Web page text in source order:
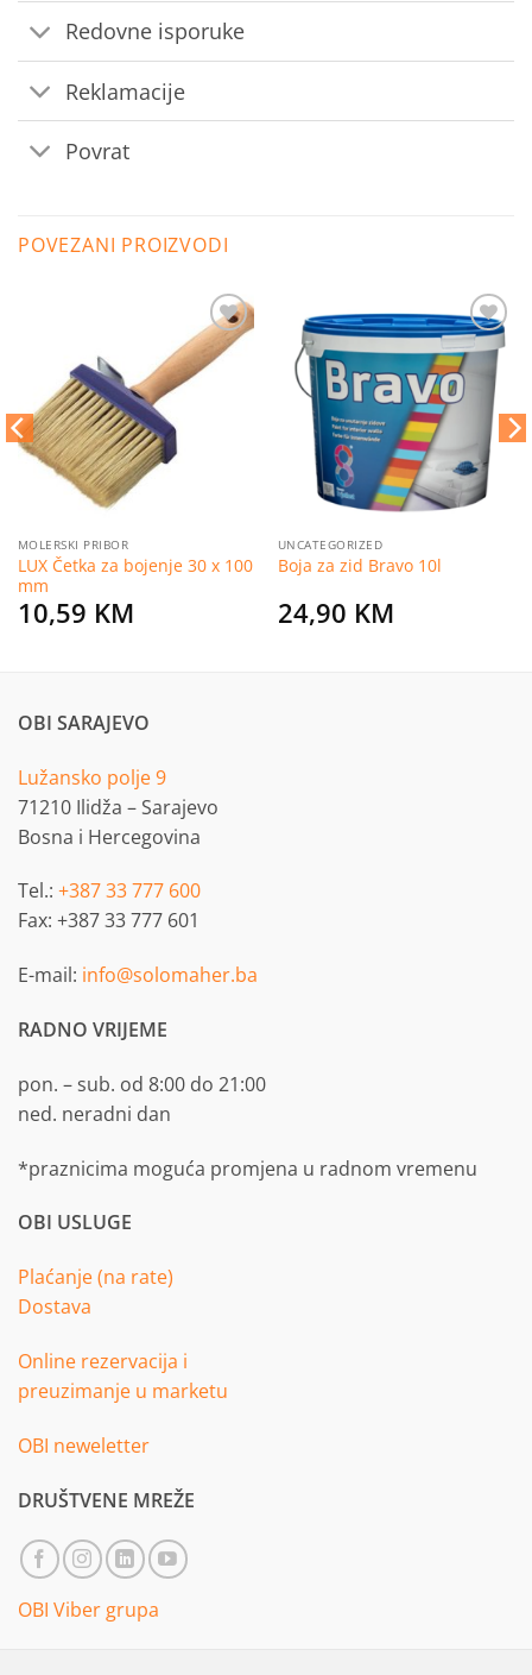
Redovne isporuke
Reklamacije
Povrat
POVEZANI PROIZVODI
Dodaj
na
MOLERSKI PRIBOR
LUX Četka za bojenje 30 x 100
mm
10,59 KM
Dodaj
listu
želja
UNCATEGORIZED
Boja za zid Bravo 10l
24,90 KM
OBI SARAJEVO
Lužansko polje 9
71210 Ilidža – Sarajevo
Bosna i Hercegovina
Tel.: +387 33 777 600
Fax: +387 33 777 601
E-mail: info@solomaher.ba
RADNO VRIJEME
pon. – sub. od 8:00 do 21:00
ned. neradni dan
*praznicima moguća promjena u radnom vremenu
OBI USLUGE
Plaćanje (na rate)
Dostava
Online rezervacija i
preuzimanje u marketu
OBI neweletter
DRUŠTVENE MREŽE
OBI Viber grupa